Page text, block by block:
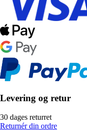
Levering og retur
30 dages returret
Returnér din ordre